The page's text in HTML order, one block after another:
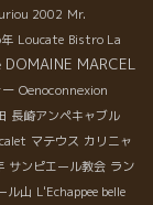
2002 Mr.
Loucate Bistro La
DOMAINE MARCEL
Oenoconnexion
長崎アンペキャブル
マテウス カリニャ
サンピエール教会 ラン
ル山 L'Echappee belle